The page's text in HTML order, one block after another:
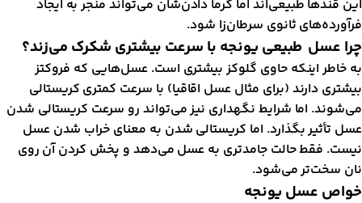
قندها طبیعی‌اند اما گرما دادن‌شان می‌تواند منجر به ایجاد
ثانوی سرطان‌زا شود.
عسل طبیعی یونجه با سرعت بیشتری شکرک می‌زند؟
خاطر اینکه حاوی گلوکز بیشتری است. عسل‌هایی که فروکتز
دارند (برای مثال عسل اقاقیا) با سرعت کمتری کریستالی
اما شرایط نگهداری نیز می‌تواند رو سرعت کریستالی شدن
تأثیر بگذارد. اما کریستالی شدن به معنای خراب شدن عسل
فقط حالت جامدتری به عسل می‌دهد و پخش کردن آن روی
سخت‌تر می‌شود.
عسل یونجه